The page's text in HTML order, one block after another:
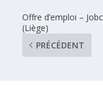
Offre d’emploi –
(Liège)
PRÉCÉDENT